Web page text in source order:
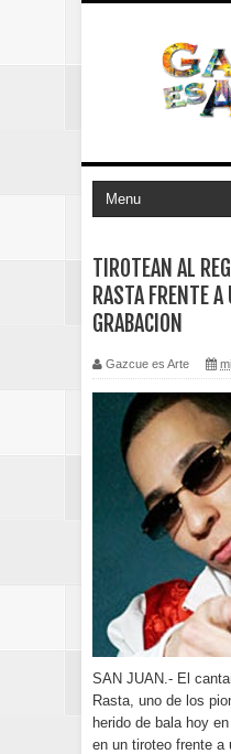
TIROTEAN AL
RASTA FRENTE
GRABACION
Gazcue es Arte
SAN JUAN.- El
Rasta, uno de los
herido de bala hoy
en un tiroteo frente a